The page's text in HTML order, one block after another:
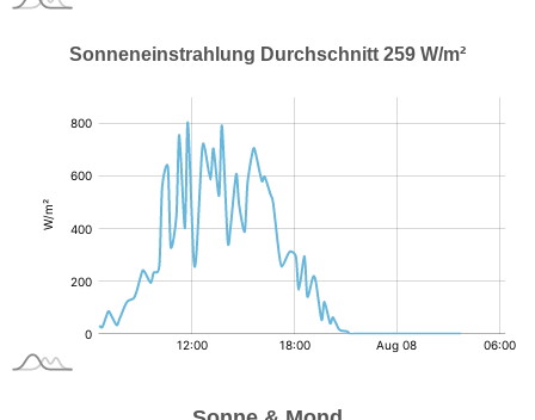
Sonneneinstrahlung Durchschnitt 259 W/m²